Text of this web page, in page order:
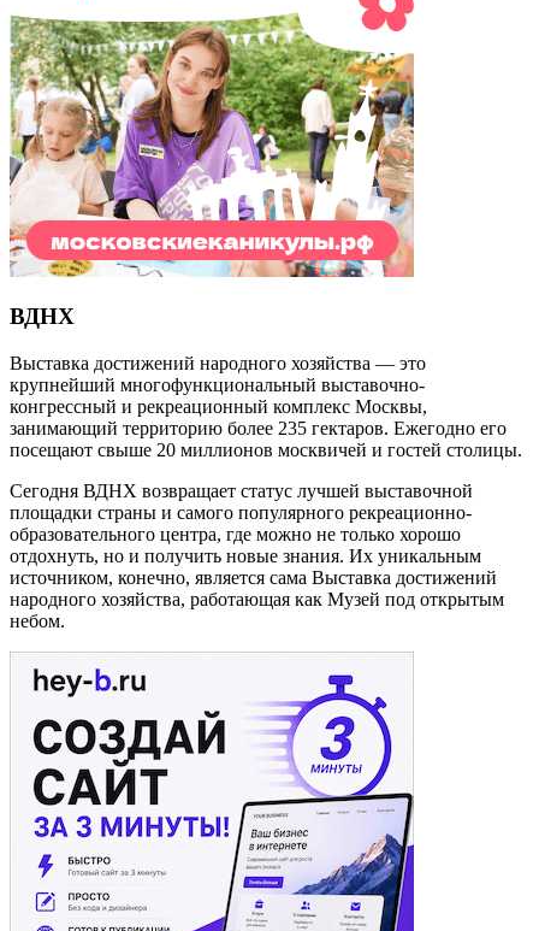
ВДНХ
Выставка достижений народного хозяйства — это
крупнейший многофункциональный выставочно-
конгрессный и рекреационный комплекс Москвы,
занимающий территорию более 235 гектаров. Ежегодно его
посещают свыше 20 миллионов москвичей и гостей столицы.
Сегодня ВДНХ возвращает статус лучшей выставочной
площадки страны и самого популярного рекреационно-
образовательного центра, где можно не только хорошо
отдохнуть, но и получить новые знания. Их уникальным
источником, конечно, является сама Выставка достижений
народного хозяйства, работающая как Музей под открытым
небом.